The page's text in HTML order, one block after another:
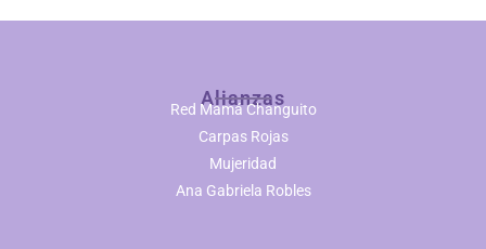
Alianzas
Red Mamá Changuito
Carpas Rojas
Mujeridad
Ana Gabriela Robles